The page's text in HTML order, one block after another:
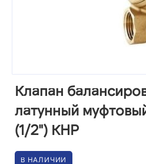
Клапан
латунный
(1/2") КНР
В НАЛИЧИИ